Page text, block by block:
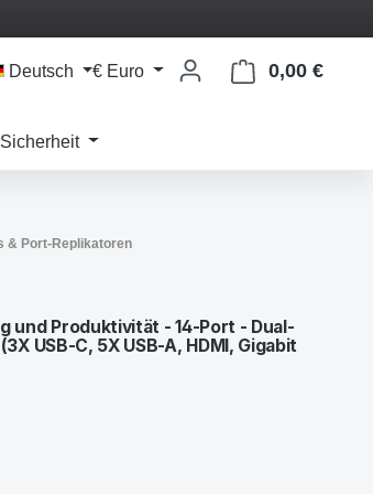
Deutsch € Euro 0,00 €
& Port-Replikatoren
und Produktivität - 14-Port - Dual-
USB-C, 5X USB-A, HDMI, Gigabit